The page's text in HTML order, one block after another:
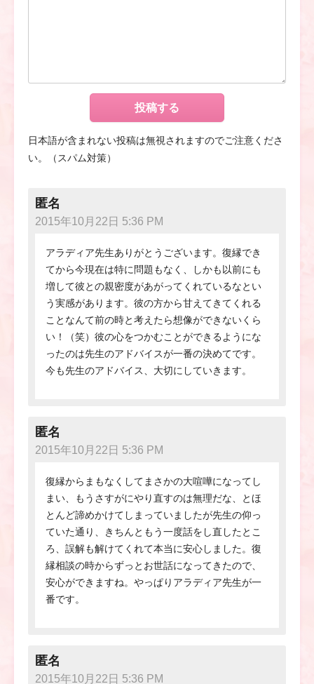
日本語が含まれない投稿は無視されますのでご注意くださ
い。（スパム対策）
匿名
2015年10月22日 5:36 PM
アラディア先生ありがとうございます。復縁でき
てから今現在は特に問題もなく、しかも以前にも
増して彼との親密度があがってくれているなとい
う実感があります。彼の方から甘えてきてくれる
ことなんて前の時と考えたら想像ができないくら
い！（笑）彼の心をつかむことができるようにな
ったのは先生のアドバイスが一番の決めてです。
今も先生のアドバイス、大切にしていきます。
匿名
2015年10月22日 5:36 PM
復縁からまもなくしてまさかの大喧嘩になってし
まい、もうさすがにやり直すのは無理だな、とほ
とんど諦めかけてしまっていましたが先生の仰っ
ていた通り、きちんともう一度話をし直したとこ
ろ、誤解も解けてくれて本当に安心しました。復
縁相談の時からずっとお世話になってきたので、
安心ができますね。やっぱりアラディア先生が一
番です。
匿名
2015年10月22日 5:36 PM